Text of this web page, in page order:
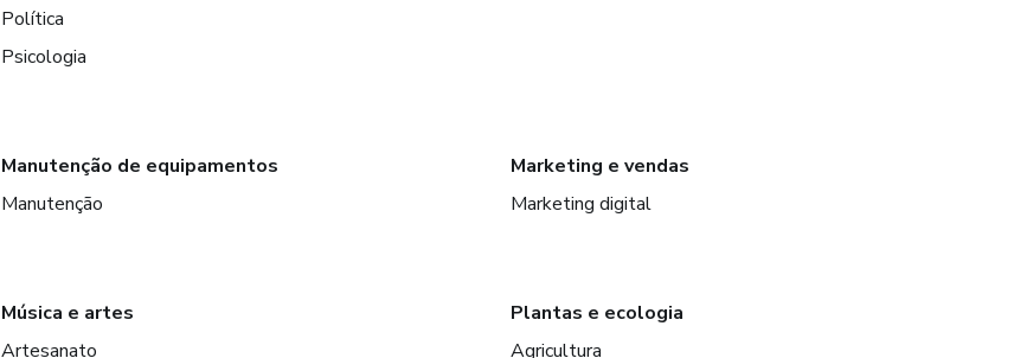
Política
Psicologia
Manutenção de equipamentos
Manutenção
Marketing e vendas
Marketing digital
Música e artes
Artesanato
Plantas e ecologia
Agricultura